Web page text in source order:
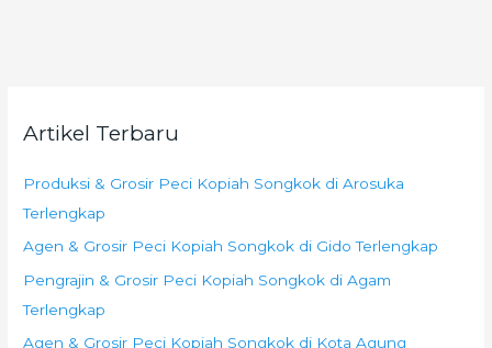
Artikel Terbaru
Produksi & Grosir Peci Kopiah Songkok di Arosuka
Terlengkap
Agen & Grosir Peci Kopiah Songkok di Gido Terlengkap
Pengrajin & Grosir Peci Kopiah Songkok di Agam
Terlengkap
Agen & Grosir Peci Kopiah Songkok di Kota Agung